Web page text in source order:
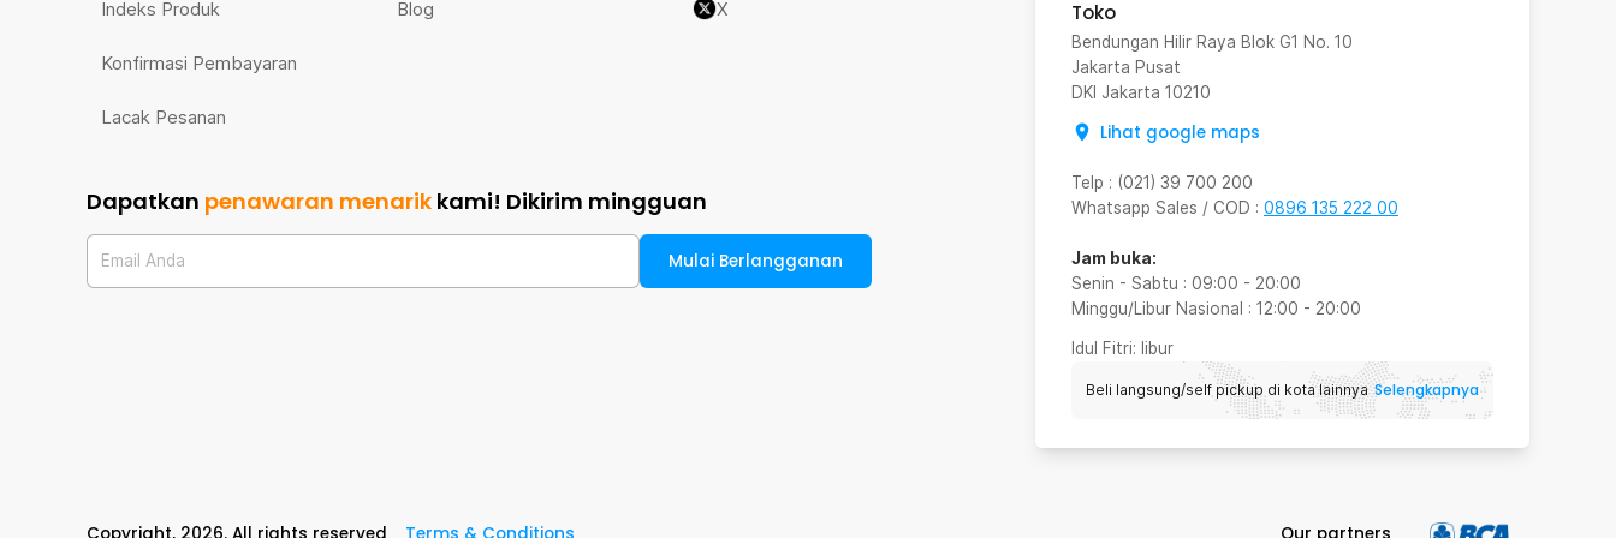
Toko
Bendungan Hilir Raya Blok G1 No. 10
Jakarta Pusat
DKI Jakarta 10210
Lihat google maps
Telp : (021) 39 700 200
Whatsapp Sales / COD : 0896 135 222 00
Jam buka:
Senin - Sabtu : 09:00 - 20:00
Minggu/Libur Nasional : 12:00 - 20:00
Idul Fitri: libur
Beli langsung/self pickup di kota lainnya Selengkapnya
Indeks Produk
Konfirmasi Pembayaran
Lacak Pesanan
Blog X
Dapatkan penawaran menarik kami! Dikirim mingguan
Email Anda Mulai Berlangganan